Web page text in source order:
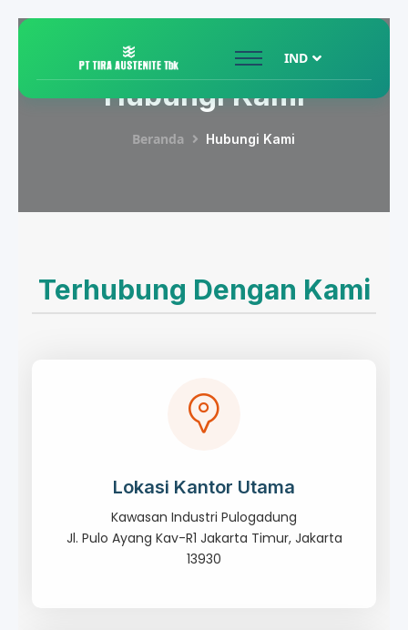
IND
Hubungi Kami
Beranda Hubungi Kami
Terhubung Dengan Kami
Lokasi Kantor Utama
Kawasan Industri Pulogadung
Jl. Pulo Ayang Kav-R1 Jakarta Timur, Jakarta
13930